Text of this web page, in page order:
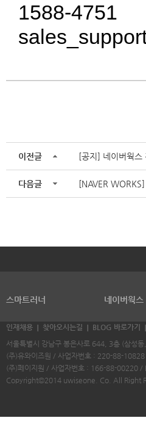
1588-4751
이전글 [공지] 네이버웍스
다음글 [NAVER
스마트러너 네이버웍스
인재채용 찾아오시는길 BLOG 바로가기
서울특별시 강남구 봉은사로 644, 3층 (삼
(주)유와이즈원 / 사업자번호 : 220-88-
(주)페이지원 / 사업자번호 : 166-88-00220 /
Copyright©2014 uwiseone. Co. All Right